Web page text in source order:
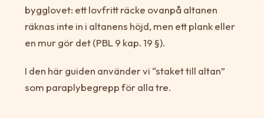
bygglovet: ett lovfritt räcke ovanpå altanen
räknas inte in i altanens höjd, men ett plank eller
en mur gör det (PBL 9 kap. 19 §).
I den här guiden använder vi “staket till altan”
som paraplybegrepp för alla tre.